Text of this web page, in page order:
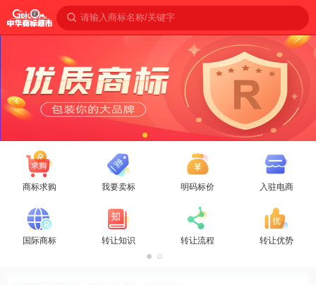
请输入商标名称/关键字
商标求购 我要卖标 明码标价 入驻电商
国际商标 转让知识 转让流程 转让优势